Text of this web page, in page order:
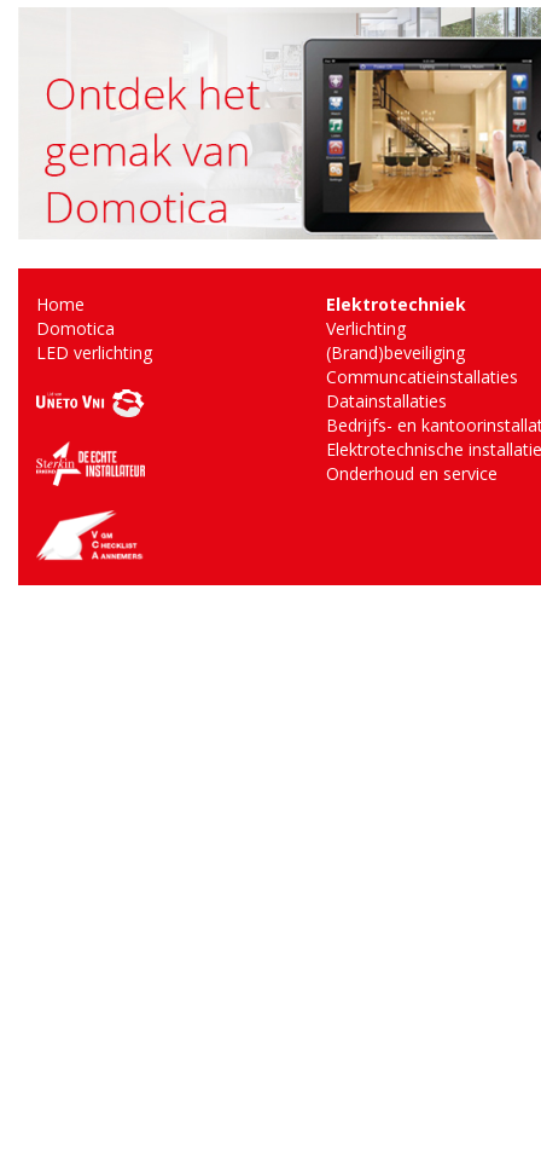
Home
Domotica
LED verlichting
Elektrotechniek
Verlichting
(Brand)beveiliging
Communcatieinstallaties
Datainstallaties
Bedrijfs- en
Elektrotechnische
Onderhoud en service